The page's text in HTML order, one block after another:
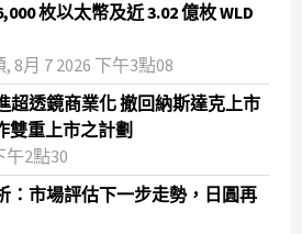
枚以太幣及近 3.02 億枚 WLD
8月 7 2026 下午3點08
超透鏡商業化 撤回納斯達克上市
雙重上市之計劃
午2點30
：市場評估下一步走勢，日圓再